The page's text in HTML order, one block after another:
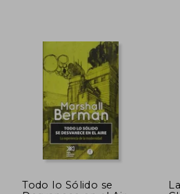
Todo lo Sólido se